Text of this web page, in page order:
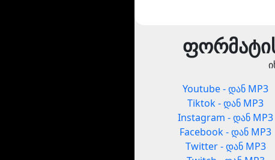
Youtube - დან MP3
Tiktok - დან MP3
Instagram - დან MP3
Facebook - დან MP3
Twitter - დან MP3